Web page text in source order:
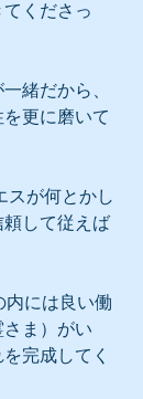
くださっ
緒だから、
更に磨いて
して従えば
内には良い働
ま）がい
完成してく